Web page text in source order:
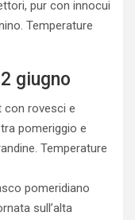
pur con innocui
Temperature
giugno
con rovesci e
pomeriggio e
Temperature
pomeridiano
sull’alta